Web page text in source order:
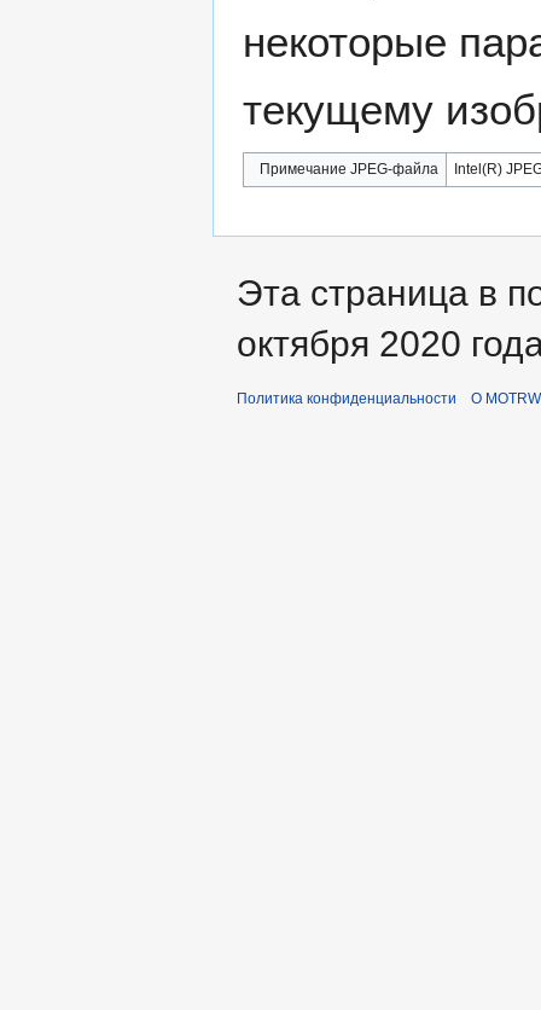
некоторые
текущему
Примечание JPEG-файла Intel(R)
Эта страница в
октября 2020
Политика конфиденциальности О